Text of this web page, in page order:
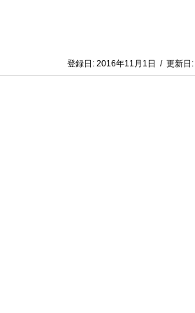
登録日: 2016年11月1日 / 更新日: